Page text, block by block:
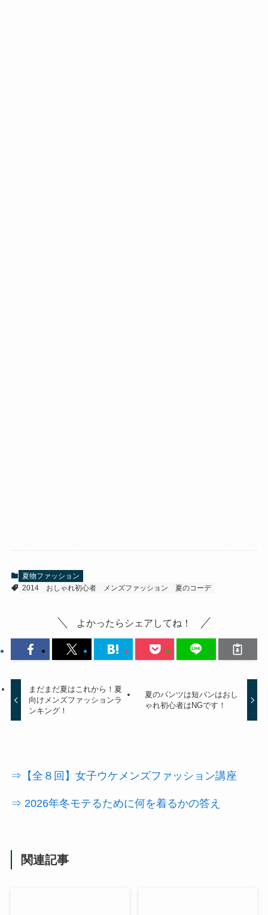
夏物ファッション
2014
おしゃれ初心者 メンズファッション 夏のコーデ
よかったらシェアしてね！
まだまだ夏はこれから！夏
向けメンズファッションラ
ンキング！
夏のパンツは短パンはおし
ゃれ初心者はNGです！
⇒【全８回】女子ウケメンズファッション講座
⇒ 2026年冬モテるために何を着るかの答え
関連記事